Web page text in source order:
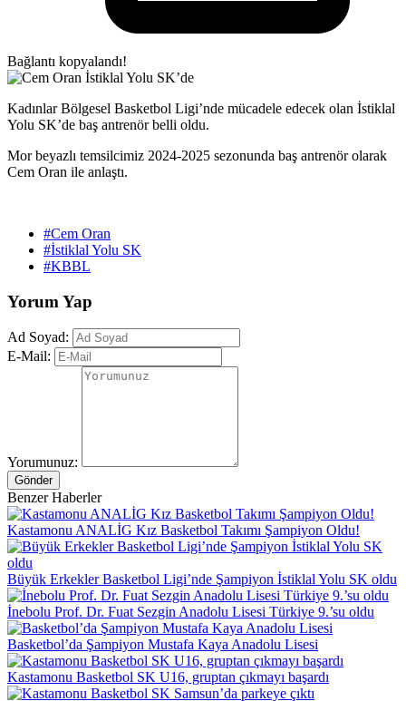
Bağlantı kopyalandı!
Kadınlar Bölgesel Basketbol Ligi’nde mücadele edecek olan İstiklal
Yolu SK’de baş antrenör belli oldu.
Mor beyazlı temsilcimiz 2024-2025 sezonunda baş antrenör olarak
Cem Oran ile anlaştı.
#Cem Oran
#İstiklal Yolu SK
#KBBL
Yorum Yap
Ad Soyad:
E-Mail:
Yorumunuz:
Gönder
Benzer Haberler
Kastamonu ANALİG Kız Basketbol Takımı Şampiyon Oldu!
Büyük Erkekler Basketbol Ligi’nde Şampiyon İstiklal Yolu SK oldu
İnebolu Prof. Dr. Fuat Sezgin Anadolu Lisesi Türkiye 9.’su oldu
Basketbol’da Şampiyon Mustafa Kaya Anadolu Lisesi
Kastamonu Basketbol SK U16, gruptan çıkmayı başardı